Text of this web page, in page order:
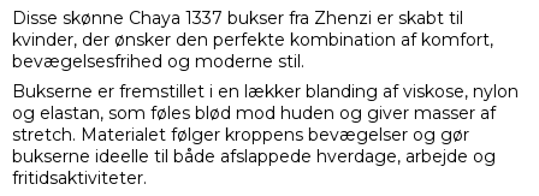
Disse skønne Chaya 1337 bukser fra Zhenzi er skabt til
kvinder, der ønsker den perfekte kombination af komfort,
bevægelsesfrihed og moderne stil.
Bukserne er fremstillet i en lækker blanding af viskose, nylon
og elastan, som føles blød mod huden og giver masser af
stretch. Materialet følger kroppens bevægelser og gør
bukserne ideelle til både afslappede hverdage, arbejde og
fritidsaktiviteter.